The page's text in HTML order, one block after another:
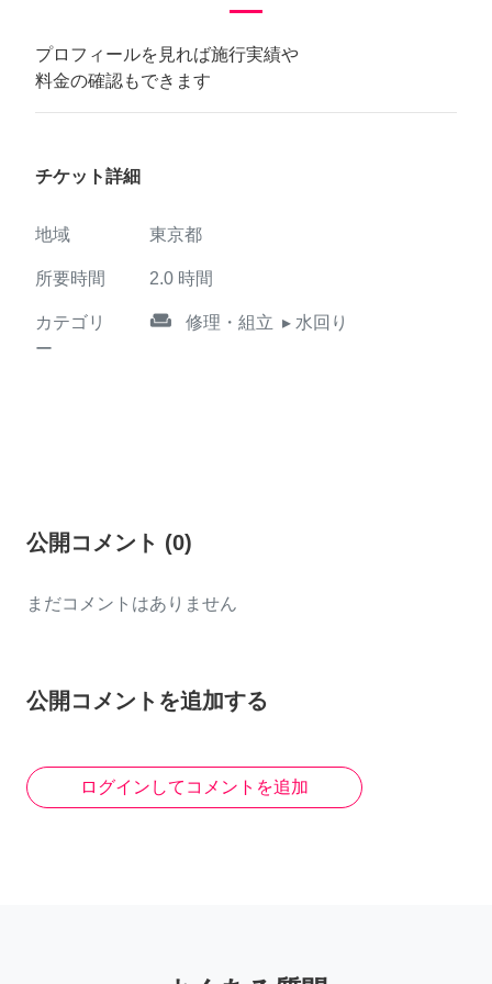
プロフィールを見れば施行実績や
料金の確認もできます
チケット詳細
地域 東京都
所要時間 2.0 時間
カテゴリ
ー
weekend 修理・組立 ▸ 水回り
公開コメント (0)
まだコメントはありません
公開コメントを追加する
ログインしてコメントを追加